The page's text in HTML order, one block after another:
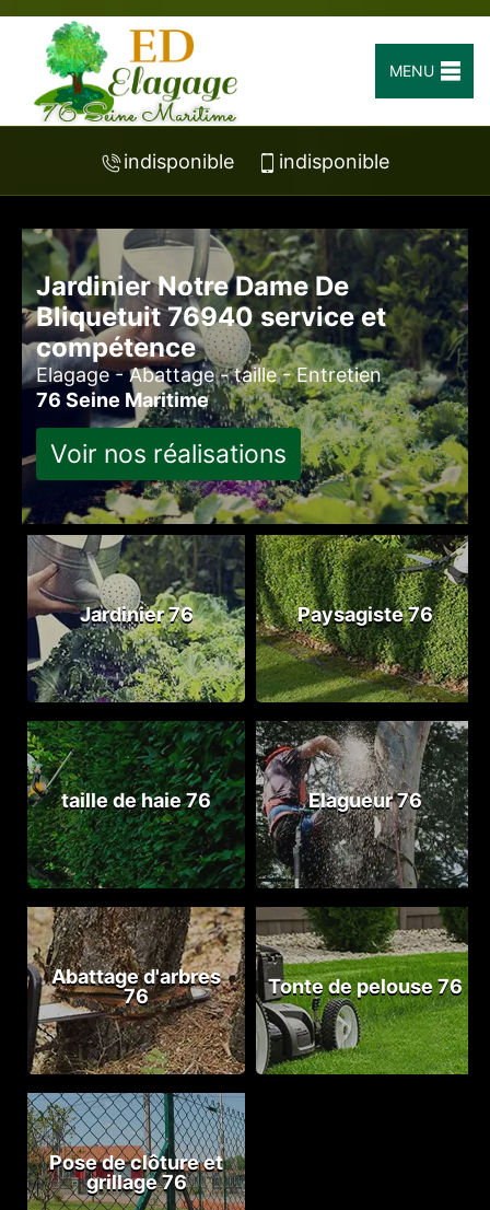
MENU
indisponible indisponible
Jardinier Notre Dame De
Bliquetuit 76940 service et
compétence
Elagage - Abattage - taille - Entretien
76 Seine Maritime
Voir nos réalisations
Jardinier 76 Paysagiste 76
taille de haie 76 Elagueur 76
Abattage d'arbres
76
Tonte de pelouse 76
Pose de clôture et
grillage 76